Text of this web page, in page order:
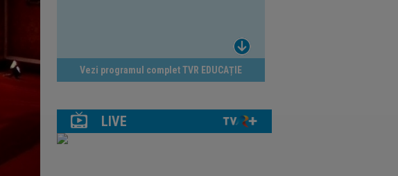
Vezi programul complet TVR EDUCAȚIE
LIVE